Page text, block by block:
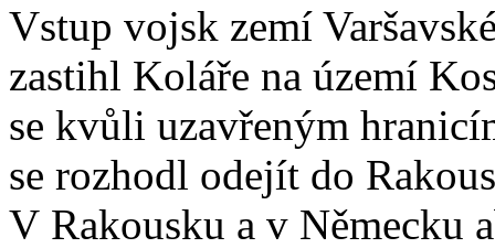
Vstup vojsk zemí
zastihl Koláře na území
se kvůli uzavřeným
se rozhodl odejít do
V Rakousku a v Německu